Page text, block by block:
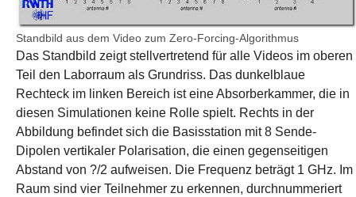
Standbild aus dem Video zum Zero-Forcing-Algorithmus
Das Standbild zeigt stellvertretend für alle Videos im oberen
Teil den Laborraum als Grundriss. Das dunkelblaue
Rechteck im linken Bereich ist eine Absorberkammer, die in
diesen Simulationen keine Rolle spielt. Rechts in der
Abbildung befindet sich die Basisstation mit 8 Sende-
Dipolen vertikaler Polarisation, die einen gegenseitigen
Abstand von ?/2 aufweisen. Die Frequenz beträgt 1 GHz. Im
Raum sind vier Teilnehmer zu erkennen, durchnummeriert